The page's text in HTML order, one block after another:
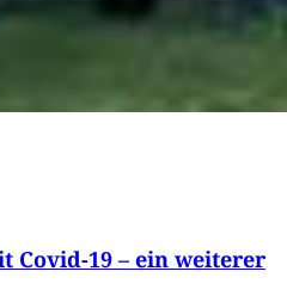
Covid-19 – ein weiterer